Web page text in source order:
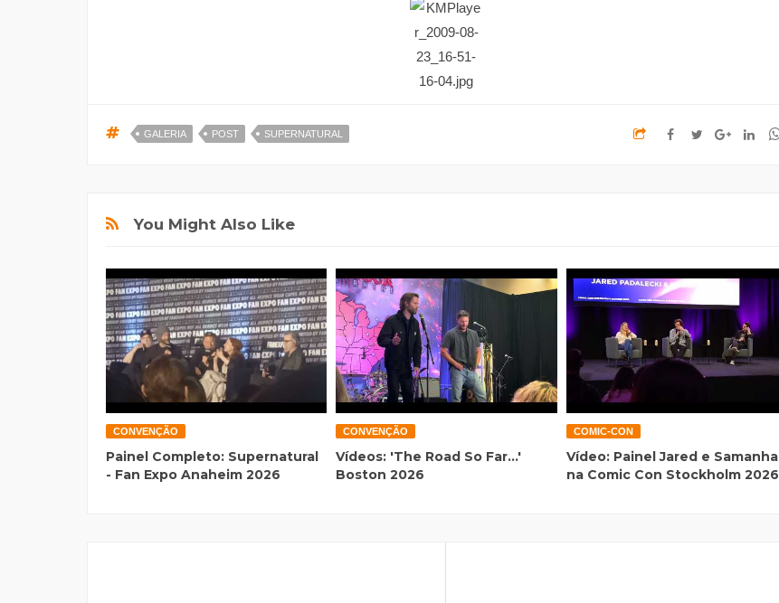
GALERIA POST SUPERNATURAL
You Might Also Like
CONVENÇÃO
Painel Completo: Supernatural
- Fan Expo Anaheim 2026
CONVENÇÃO
Vídeos: 'The Road So Far...'
Boston 2026
COMIC-CON
Vídeo: Painel Jared e Samanha
na Comic Con Stockholm 2026